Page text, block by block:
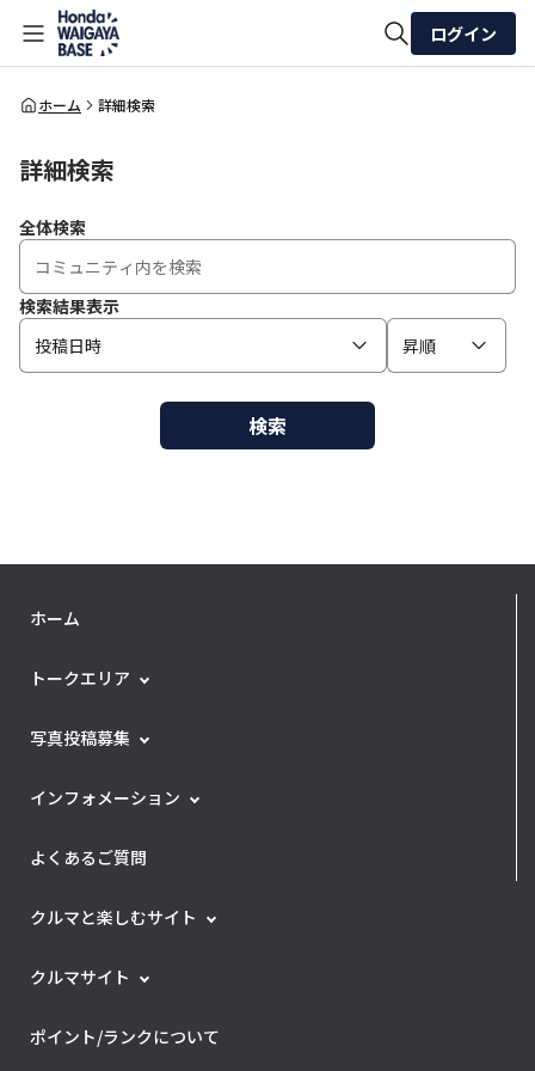
全体検索
ログイン
ホーム 詳細検索
詳細検索
全体検索
検索結果表示
投稿日時
昇順
検索
ホーム
トークエリア
写真投稿募集
インフォメーション
よくあるご質問
クルマと楽しむサイト
クルマサイト
ポイント/ランクについて